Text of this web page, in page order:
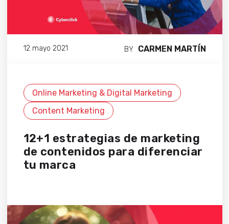
12 mayo 2021 BY CARMEN MARTÍN
Online Marketing & Digital Marketing
Content Marketing
12+1 estrategias de marketing
de contenidos para diferenciar
tu marca